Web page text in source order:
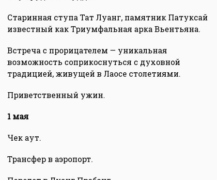
Старинная ступа Тат Луанг, памятник Патуксай
известный как Триумфальная арка Вьентьяна.
Встреча с прорицателем — уникальная
возможность соприкоснуться с духовной
традицией, живущей в Лаосе столетиями.
Приветственный ужин.
1 мая
Чек аут.
Трансфер в аэропорт.